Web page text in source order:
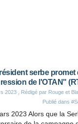
serbe promet
de l'OTAN"
2023 , Rédigé par Rouge et
Publié dans
2023 Alors que la